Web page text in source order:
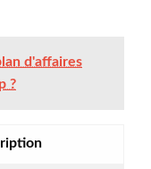
d'affaires
?